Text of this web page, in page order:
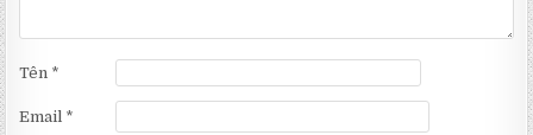
Tên *
Email *